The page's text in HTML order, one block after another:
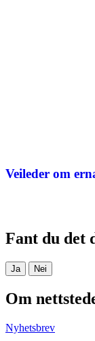
Veileder om
Fant du det
Ja Nei
Om
Nyhetsbrev